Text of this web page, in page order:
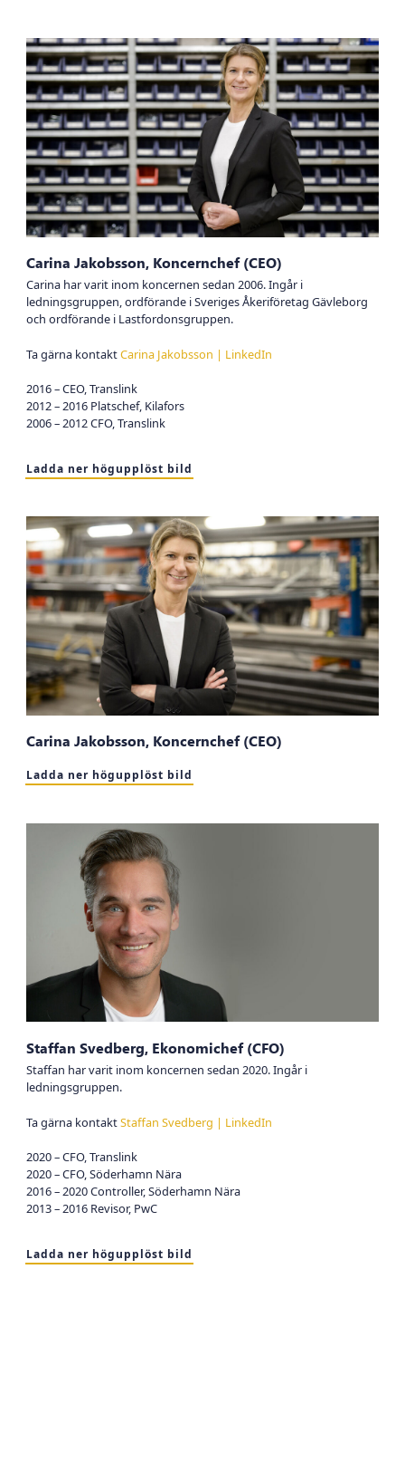
Carina Jakobsson, Koncernchef (CEO)
Carina har varit inom koncernen sedan 2006. Ingår i
ledningsgruppen, ordförande i Sveriges Åkeriföretag Gävleborg
och ordförande i Lastfordonsgruppen.
Ta gärna kontaktCarina Jakobsson | LinkedIn
2016 – CEO, Translink
2012 – 2016 Platschef, Kilafors
2006 – 2012 CFO, Translink
Ladda ner högupplöst bild
Carina Jakobsson, Koncernchef (CEO)
Ladda ner högupplöst bild
Staffan Svedberg, Ekonomichef (CFO)
Staffan har varit inom koncernen sedan 2020. Ingår i
ledningsgruppen.
Ta gärna kontaktStaffan Svedberg | LinkedIn
2020 – CFO, Translink
2020 – CFO, Söderhamn Nära
2016 – 2020 Controller, Söderhamn Nära
2013 – 2016 Revisor, PwC
Ladda ner högupplöst bild